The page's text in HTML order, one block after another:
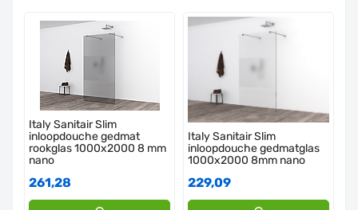
Italy Sanitair Slim
inloopdouche gedmat
rookglas 1000x2000 8 mm
nano
261,28
Italy Sanitair Slim
inloopdouche gedmatglas
1000x2000 8mm nano
229,09